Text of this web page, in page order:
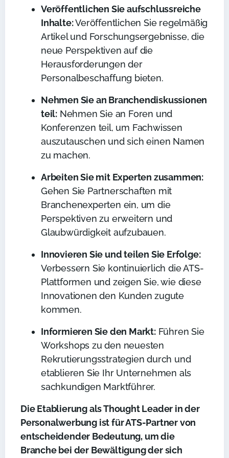
Veröffentlichen Sie aufschlussreiche
Inhalte:Veröffentlichen Sie regelmäßig
Artikel und Forschungsergebnisse, die
neue Perspektiven auf die
Herausforderungen der
Personalbeschaffung bieten.
Nehmen Sie an Branchendiskussionen
teil: Nehmen Sie an Foren und
Konferenzen teil, um Fachwissen
auszutauschen und sich einen Namen
zu machen.
Arbeiten Sie mit Experten zusammen:
Gehen Sie Partnerschaften mit
Branchenexperten ein, um die
Perspektiven zu erweitern und
Glaubwürdigkeit aufzubauen.
Innovieren Sie und teilen Sie Erfolge:
Verbessern Sie kontinuierlich die ATS-
Plattformen und zeigen Sie, wie diese
Innovationen den Kunden zugute
kommen.
Informieren Sie den Markt:Führen Sie
Workshops zu den neuesten
Rekrutierungsstrategien durch und
etablieren Sie Ihr Unternehmen als
sachkundigen Marktführer.
Die Etablierung als Thought Leader in der
Personalwerbung ist für ATS-Partner von
entscheidender Bedeutung, um die
Branche bei der Bewältigung der sich